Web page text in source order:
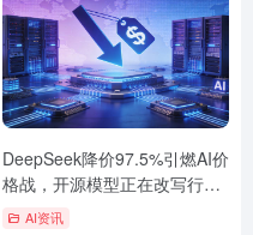
DeepSeek降价97.5%引燃AI价
格战，开源模型正在改写行业
格局AI资讯